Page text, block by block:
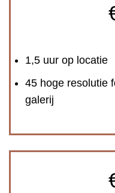
1,5 uur op locatie
45 hoge resolutie
galerij